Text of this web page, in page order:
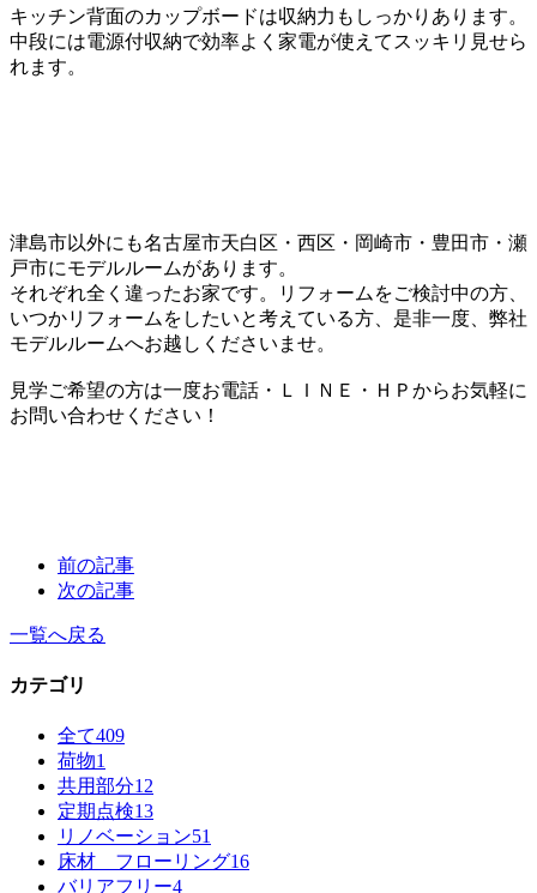
キッチン背面のカップボードは収納力もしっかりあります。
中段には電源付収納で効率よく家電が使えてスッキリ見せら
れます。
津島市以外にも名古屋市天白区・西区・岡崎市・豊田市・瀬
戸市にモデルルームがあります。
それぞれ全く違ったお家です。リフォームをご検討中の方、
いつかリフォームをしたいと考えている方、是非一度、弊社
モデルルームへお越しくださいませ。
見学ご希望の方は一度お電話・ＬＩＮＥ・ＨＰからお気軽に
お問い合わせください！
前の記事
次の記事
一覧へ戻る
カテゴリ
全て409
荷物1
共用部分12
定期点検13
リノベーション51
床材 フローリング16
バリアフリー4